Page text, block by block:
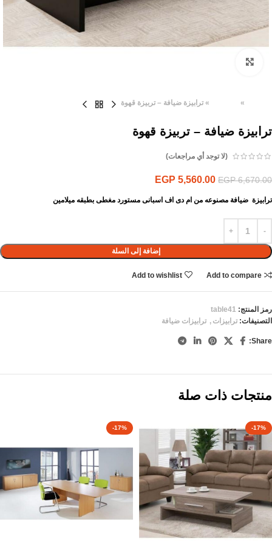
»
»ترابيزة ضيافة – تربيزة قهوة
ترابيزة ضيافة – تربيزة قهوة
(لا توجد أي مراجعات)
EGP6,670.00
EGP 5,560.00
ترابيزة ضيافة مصنوعه من ام دى اف اسبانى مستورد مغطى بطبقه ميلامين
إضافة إلى السلة
Add to compare
Add to wishlist
رمز المنتج: table41
التصنيفات: ترابيزات , ترابيزات ضيافة
Share:
منتجات ذات صلة
-17%
-17%